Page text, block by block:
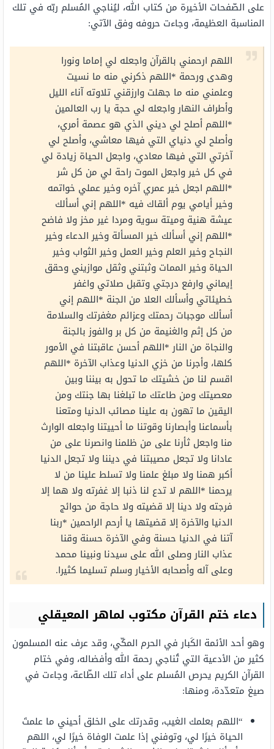
على الصّفحات الأخيرة من كتاب الله، ليُناجي المُسلم ربّه في تلك
المناسبة العظيمة، وجاءت حروفه وفق الآتي:
اللهم ارحمني بالقرآن واجعله لي إماما ونورا
وهدى ورحمة *اللهم ذكرني منه ما نسيت
وعلمني منه ما جهلت وارزقني تلاوته آناء الليل
وأطراف النهار واجعله لي حجة يا رب العالمين
*اللهم أصلح لي ديني الذي هو عصمة أمري،
وأصلح لي دنياي التي فيها معاشي، وأصلح لي
آخرتي التي فيها معادي، واجعل الحياة زيادة لي
في كل خير واجعل الموت راحة لي من كل شر
*اللهم اجعل خير عمري آخره وخير عملي خواتمه
وخير أيامي يوم ألقاك فيه *اللهم إني أسألك
عيشة هنية وميتة سوية ومردا غير مخز ولا فاضح
*اللهم إني أسألك خير المسألة وخير الدعاء وخير
النجاح وخير العلم وخير العمل وخير الثواب وخير
الحياة وخير الممات وثبتني وثقل موازيني وحقق
إيماني وارفع درجتي وتقبل صلاتي واغفر
خطيئاتي وأسألك العلا من الجنة *اللهم إني
أسألك موجبات رحمتك وعزائم مغفرتك والسلامة
من كل إثم والغنيمة من كل بر والفوز بالجنة
والنجاة من النار *اللهم أحسن عاقبتنا في الأمور
كلها، وأجرنا من خزي الدنيا وعذاب الآخرة *اللهم
اقسم لنا من خشيتك ما تحول به بيننا وبين
معصيتك ومن طاعتك ما تبلغنا بها جنتك ومن
اليقين ما تهون به علينا مصائب الدنيا ومتعنا
بأسماعنا وأبصارنا وقوتنا ما أحييتنا واجعله الوارث
منا واجعل ثأرنا على من ظلمنا وانصرنا على من
عادانا ولا تجعل مصيبتنا في ديننا ولا تجعل الدنيا
أكبر همنا ولا مبلغ علمنا ولا تسلط علينا من لا
يرحمنا *اللهم لا تدع لنا ذنبا إلا غفرته ولا هما إلا
فرجته ولا دينا إلا قضيته ولا حاجة من حوائج
الدنيا والآخرة إلا قضيتها يا أرحم الراحمين *ربنا
آتنا في الدنيا حسنة وفي الآخرة حسنة وقنا
عذاب النار وصلى الله على سيدنا ونبينا محمد
وعلى آله وأصحابه الأخيار وسلم تسليما كثيرا.
دعاء ختم القرآن مكتوب لماهر المعيقلي
وهو أحد الأئمة الكَبار في الحرم المكّي، وقد عرف عنه المسلمون
كثير من الأدعية التي تُناجي رحمة الله وأفضاله، وفي ختام
القرآن الكريم يحرص المُسلم على أداء تلك الطّاعة، وجاءت في
صيغ متعدّدة، ومنها:
“اللهم بعلمك الغيب، وقدرتك على الخلق أحيني ما علمتَ
الحياة خيرًا لي، وتوفني إذا علمت الوفاة خيرًا لي، اللهم